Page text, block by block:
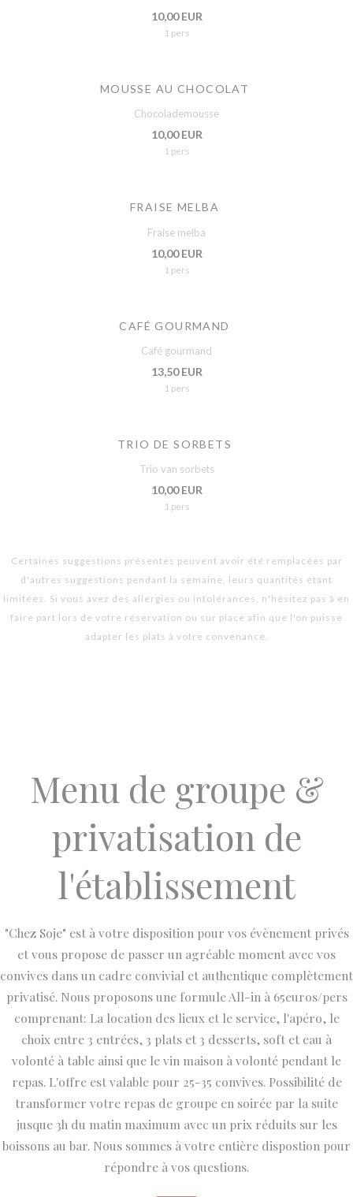
10,00 EUR
1 pers
MOUSSE AU CHOCOLAT
Chocolademousse
10,00 EUR
1 pers
FRAISE MELBA
Fraise melba
10,00 EUR
1 pers
CAFÉ GOURMAND
Café gourmand
13,50 EUR
1 pers
TRIO DE SORBETS
Trio van sorbets
10,00 EUR
1 pers
Certaines suggestions présentes peuvent avoir été remplacées par
d'autres suggestions pendant la semaine, leurs quantités étant
limitées. Si vous avez des allergies ou intolérances, n'hésitez pas à en
faire part lors de votre réservation ou sur place afin que l'on puisse
adapter les plats à votre convenance.
Menu de groupe &
privatisation de
l'établissement
"Chez Soje" est à votre disposition pour vos évènement privés
et vous propose de passer un agréable moment avec vos
convives dans un cadre convivial et authentique complètement
privatisé. Nous proposons une formule All-in à 65euros/pers
comprenant: La location des lieux et le service, l'apéro, le
choix entre 3 entrées, 3 plats et 3 desserts, soft et eau à
volonté à table ainsi que le vin maison à volonté pendant le
repas. L'offre est valable pour 25-35 convives. Possibilité de
transformer votre repas de groupe en soirée par la suite
jusque 3h du matin maximum avec un prix réduits sur les
boissons au bar. Nous sommes à votre entière dispostion pour
répondre à vos questions.